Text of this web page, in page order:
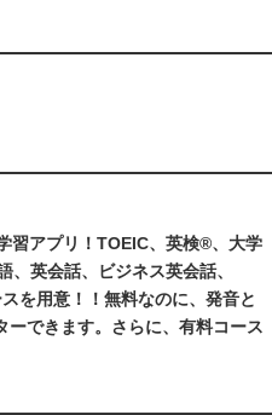
習アプリ！TOEIC、英検®、大学
英会話、ビジネス英会話、
を用意！！無料なのに、発音と
ーできます。さらに、有料コース